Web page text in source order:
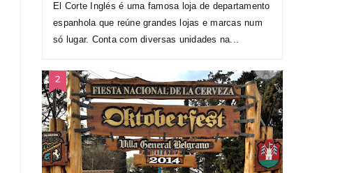
El Corte Inglés é uma famosa loja de departamento
espanhola que reúne grandes lojas e marcas num
só lugar. Conta com diversas unidades na...